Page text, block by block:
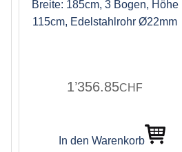
Breite: 185cm, 3 Bogen, Höhe
115cm, Edelstahlrohr Ø22mm
1’356.85CHF
In den Warenkorb